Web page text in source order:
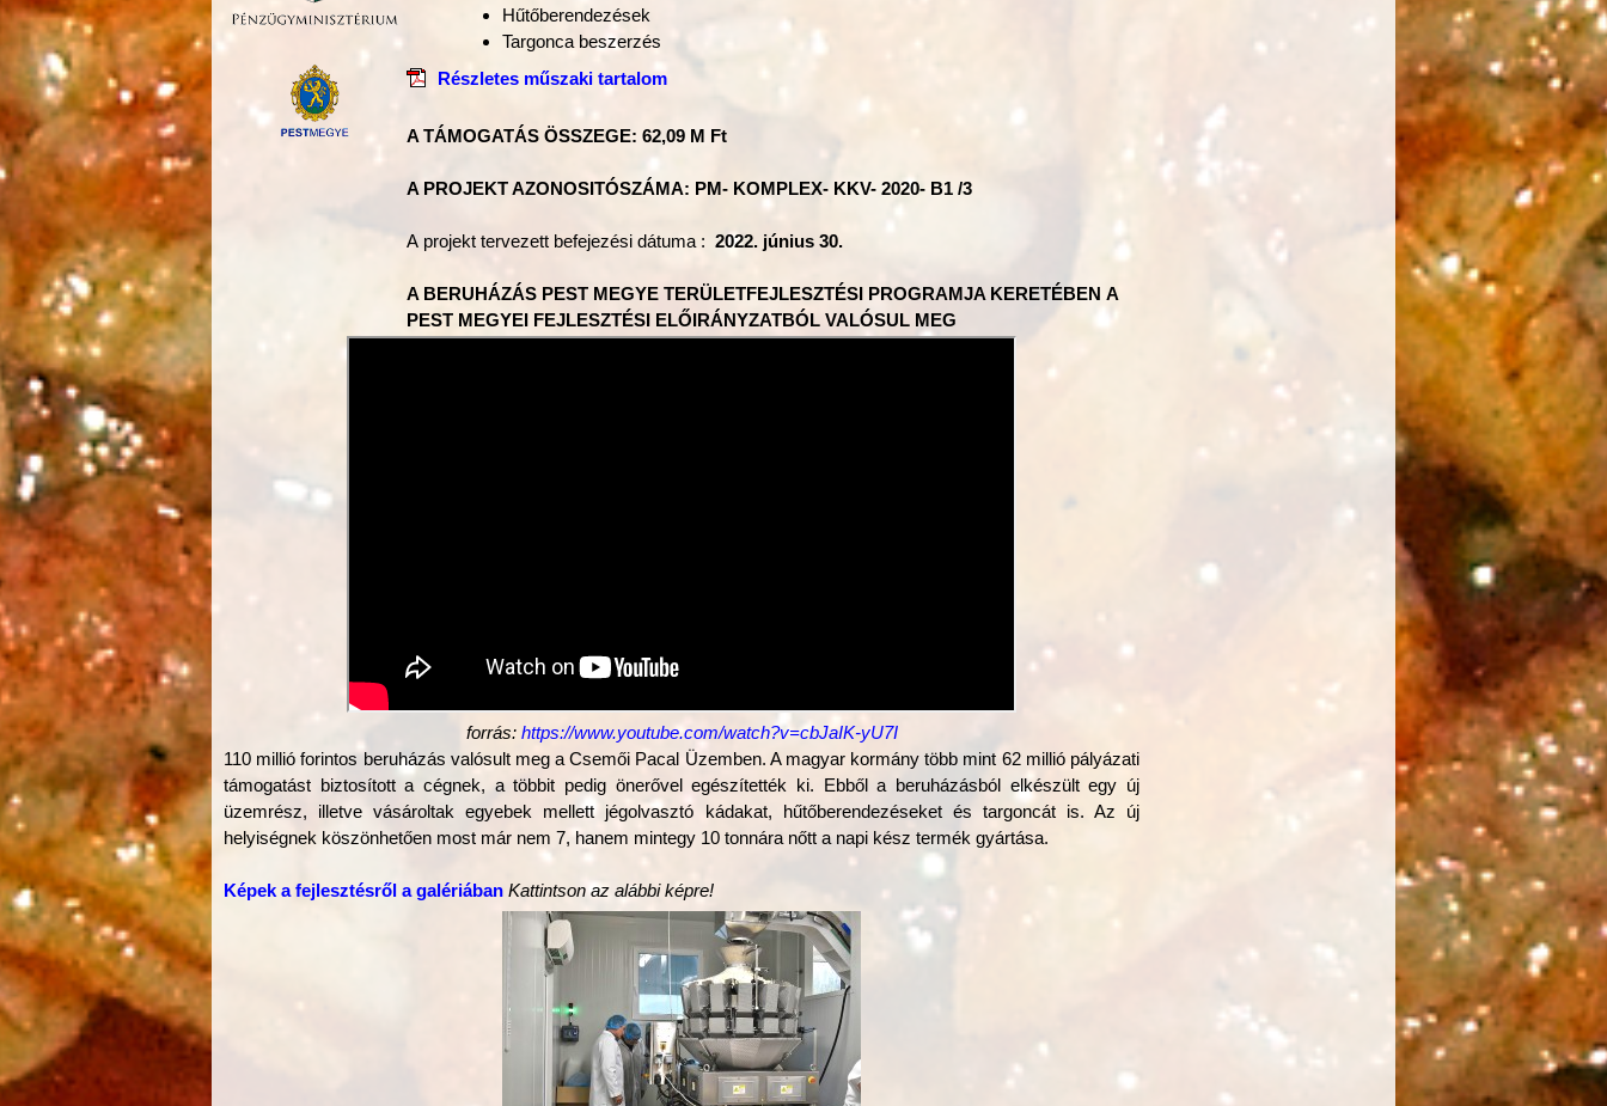
Hűtőberendezések
Targonca beszerzés
Részletes műszaki tartalom
A TÁMOGATÁS ÖSSZEGE: 62,09 M Ft
A PROJEKT AZONOSITÓSZÁMA: PM- KOMPLEX- KKV- 2020- B1 /3
A projekt tervezett befejezési dátuma : 2022. június 30.
A BERUHÁZÁS PEST MEGYE TERÜLETFEJLESZTÉSI PROGRAMJA KERETÉBEN A
PEST MEGYEI FEJLESZTÉSI ELŐIRÁNYZATBÓL VALÓSUL MEG
forrás: https://www.youtube.com/watch?v=cbJaIK-yU7I
110 millió forintos beruházás valósult meg a Csemői Pacal Üzemben. A magyar kormány több mint 62 millió pályázati
támogatást biztosított a cégnek, a többit pedig önerővel egészítették ki. Ebből a beruházásból elkészült egy új
üzemrész, illetve vásároltak egyebek mellett jégolvasztó kádakat, hűtőberendezéseket és targoncát is. Az új
helyiségnek köszönhetően most már nem 7, hanem mintegy 10 tonnára nőtt a napi kész termék gyártása.
Képek a fejlesztésről a galériában Kattintson az alábbi képre!